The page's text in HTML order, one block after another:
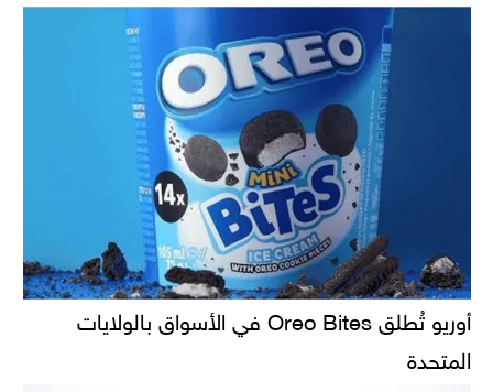
أوريو تُطلق Oreo Bites في الأسواق بالولايات
المتحدة